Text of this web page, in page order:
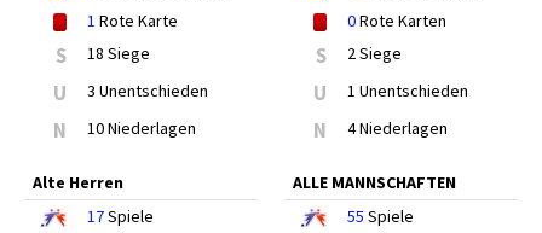
1 Rote Karte
S 18 Siege
U 3 Unentschieden
N 10 Niederlagen
0Rote Karten
S 2 Siege
U 1 Unentschieden
N 4 Niederlagen
Alte Herren
17Spiele
ALLE MANNSCHAFTEN
55 Spiele